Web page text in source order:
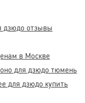
дзюдо отзывы
в Москве
для дзюдо тюмень
для дзюдо купить